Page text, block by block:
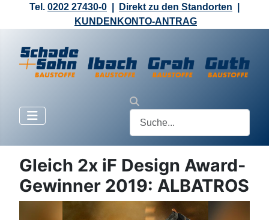
Tel. 0202 27430-0 Direkt zu den Standorten
KUNDENKONTO-ANTRAG
Gleich 2x iF Design Award-
Gewinner 2019: ALBATROS